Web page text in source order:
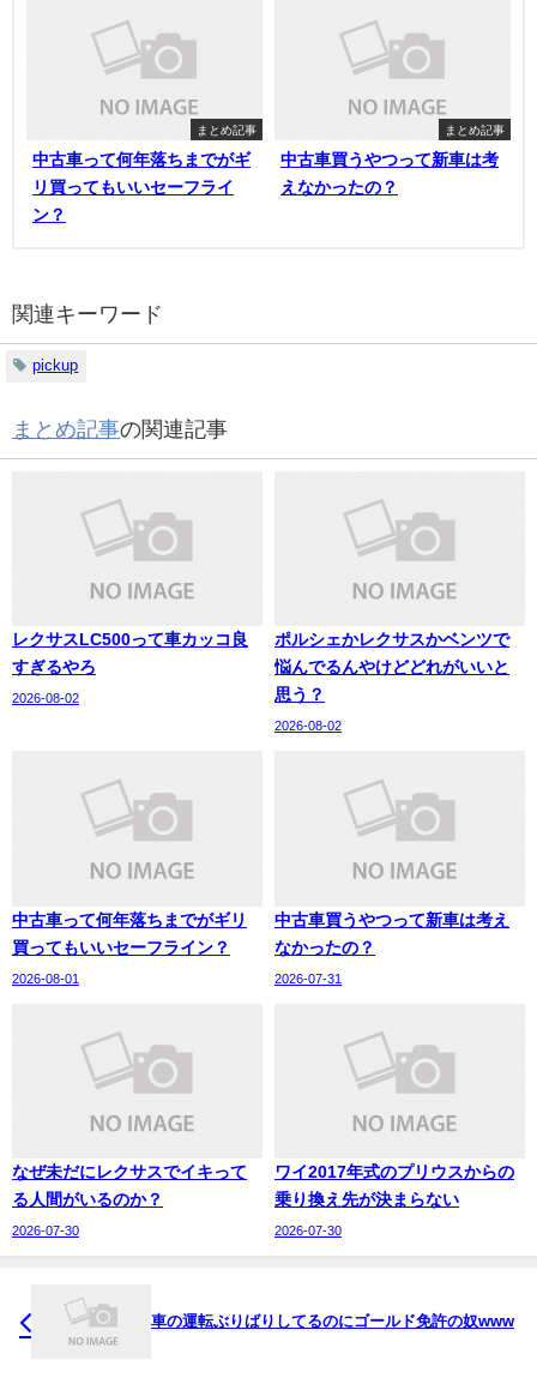
まとめ記事
中古車って何年落ちまでがギ
リ買ってもいいセーフライ
ン？
まとめ記事
中古車買うやつって新車は考
えなかったの？
関連キーワード
pickup
まとめ記事の関連記事
レクサスLC500って車カッコ良
すぎるやろ
2026-08-02
ポルシェかレクサスかベンツで
悩んでるんやけどどれがいいと
思う？
2026-08-02
中古車って何年落ちまでがギリ
買ってもいいセーフライン？
2026-08-01
中古車買うやつって新車は考え
なかったの？
2026-07-31
なぜ未だにレクサスでイキって
る人間がいるのか？
2026-07-30
ワイ2017年式のプリウスからの
乗り換え先が決まらない
2026-07-30
車の運転ぶりばりしてるのにゴールド免許の奴www